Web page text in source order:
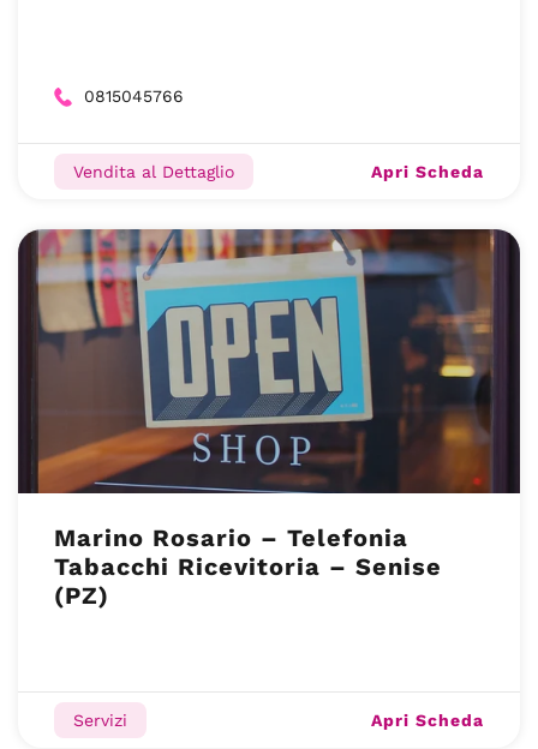
0815045766
Vendita al Dettaglio Apri Scheda
Marino Rosario – Telefonia
Tabacchi Ricevitoria – Senise
(PZ)
Servizi Apri Scheda